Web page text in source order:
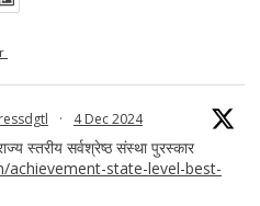
· 4 Dec 2024
स्तरीय सर्वश्रेष्ठ संस्था पुरस्कार
achievement-state-level-best-